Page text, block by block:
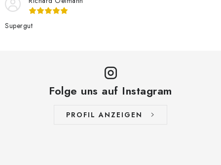
Supergut
Folge uns auf Instagram
PROFIL ANZEIGEN